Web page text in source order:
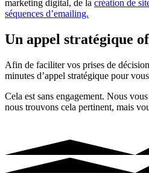
marketing digital, de la création de
séquences d’emailing.
Un appel stratégique
Afin de faciliter vos prises de
minutes d’appel stratégique pour
Cela est sans engagement. Nous
nous trouvons cela pertinent, mais